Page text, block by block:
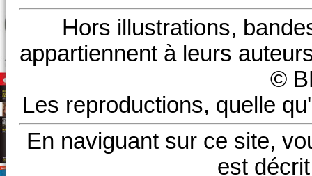
Hors illustrations,
appartiennent à leurs
©
Les reproductions, quelle
En naviguant sur ce site,
est